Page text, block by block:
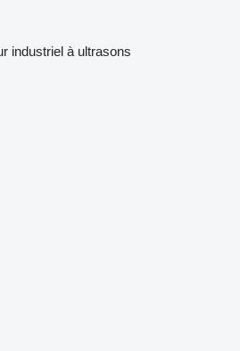
industriel à ultrasons